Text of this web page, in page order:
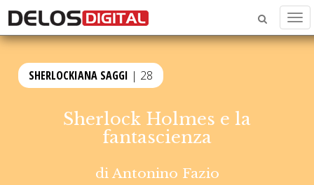
SHERLOCKIANA SAGGI | 28
Sherlock Holmes e la
fantascienza
di Antonino Fazio